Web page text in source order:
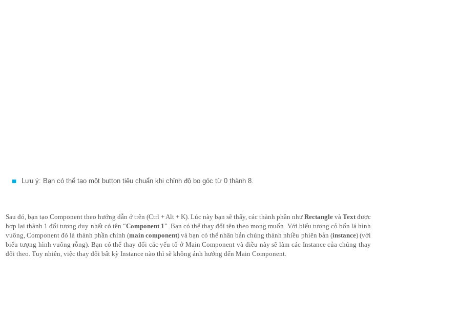
Lưu ý: Bạn có thể tạo một button tiêu chuẩn khi chỉnh độ bo góc từ 0 thành 8.
Sau đó, bạn tạo Component theo hướng dẫn ở trên (Ctrl + Alt + K). Lúc này bạn sẽ thấy, các thành phần như Rectangle và Text được
hợp lại thành 1 đối tượng duy nhất có tên “Component 1”. Bạn có thể thay đổi tên theo mong muốn. Với biểu tượng cỏ bốn lá hình
vuông, Component đó là thành phần chính (main component) và bạn có thể nhân bản chúng thành nhiều phiên bản (instance) (với
biểu tượng hình vuông rỗng). Bạn có thể thay đổi các yếu tố ở Main Component và điều này sẽ làm các Instance của chúng thay
đổi theo. Tuy nhiên, việc thay đổi bất kỳ Instance nào thì sẽ không ảnh hưởng đến Main Component.